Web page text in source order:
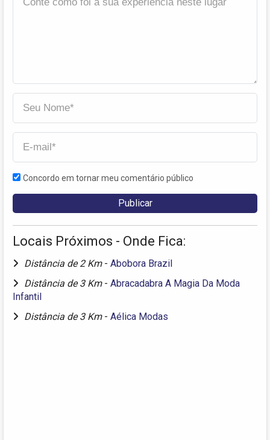
Concordo em tornar meu comentário público
Locais Próximos - Onde Fica:
Distância de 2 Km - Abobora Brazil
Distância de 3 Km - Abracadabra A Magia Da Moda
Infantil
Distância de 3 Km - Aélica Modas